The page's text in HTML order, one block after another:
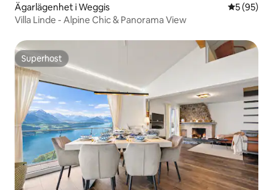
Ägarlägenhet i Weggis 5 av 5 i
5 (95)
Villa Linde - Alpine Chic & Panorama View
Superhost
Superhost